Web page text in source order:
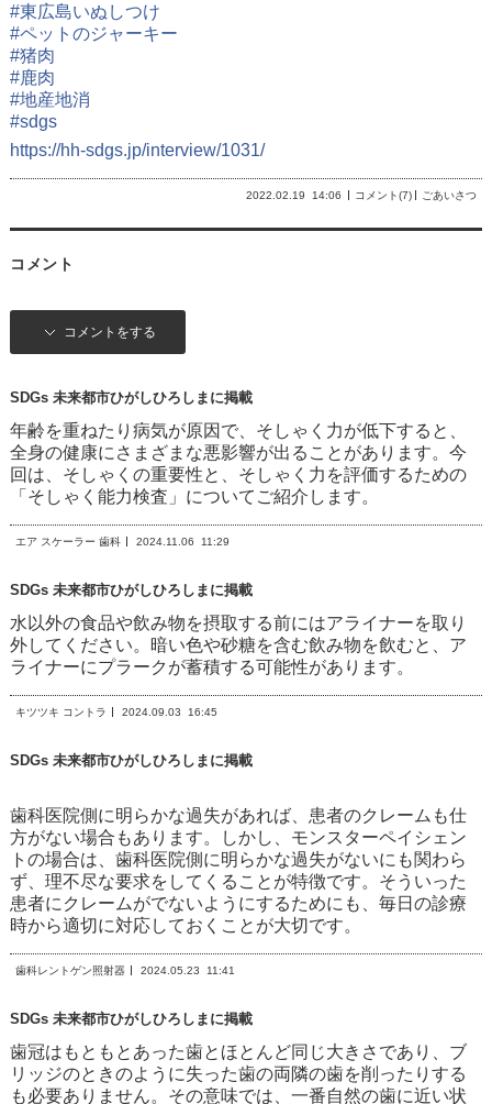
#東広島いぬしつけ
#ペットのジャーキー
#猪肉
#鹿肉
#地産地消
#sdgs
https://hh-sdgs.jp/interview/1031/
2022.02.19 14:06 コメント(7) ごあいさつ
コメント
コメントをする
SDGs 未来都市ひがしひろしまに掲載
年齢を重ねたり病気が原因で、そしゃく力が低下すると、
全身の健康にさまざまな悪影響が出ることがあります。今
回は、そしゃくの重要性と、そしゃく力を評価するための
「そしゃく能力検査」についてご紹介します。
エア スケーラー 歯科 2024.11.06 11:29
SDGs 未来都市ひがしひろしまに掲載
水以外の食品や飲み物を摂取する前にはアライナーを取り
外してください。暗い色や砂糖を含む飲み物を飲むと、ア
ライナーにプラークが蓄積する可能性があります。
キツツキ コントラ 2024.09.03 16:45
SDGs 未来都市ひがしひろしまに掲載
歯科医院側に明らかな過失があれば、患者のクレームも仕
方がない場合もあります。しかし、モンスターペイシェン
トの場合は、歯科医院側に明らかな過失がないにも関わら
ず、理不尽な要求をしてくることが特徴です。そういった
患者にクレームがでないようにするためにも、毎日の診療
時から適切に対応しておくことが大切です。
歯科レントゲン照射器 2024.05.23 11:41
SDGs 未来都市ひがしひろしまに掲載
歯冠はもともとあった歯とほとんど同じ大きさであり、ブ
リッジのときのように失った歯の両隣の歯を削ったりする
も必要ありません。その意味では、一番自然の歯に近い状